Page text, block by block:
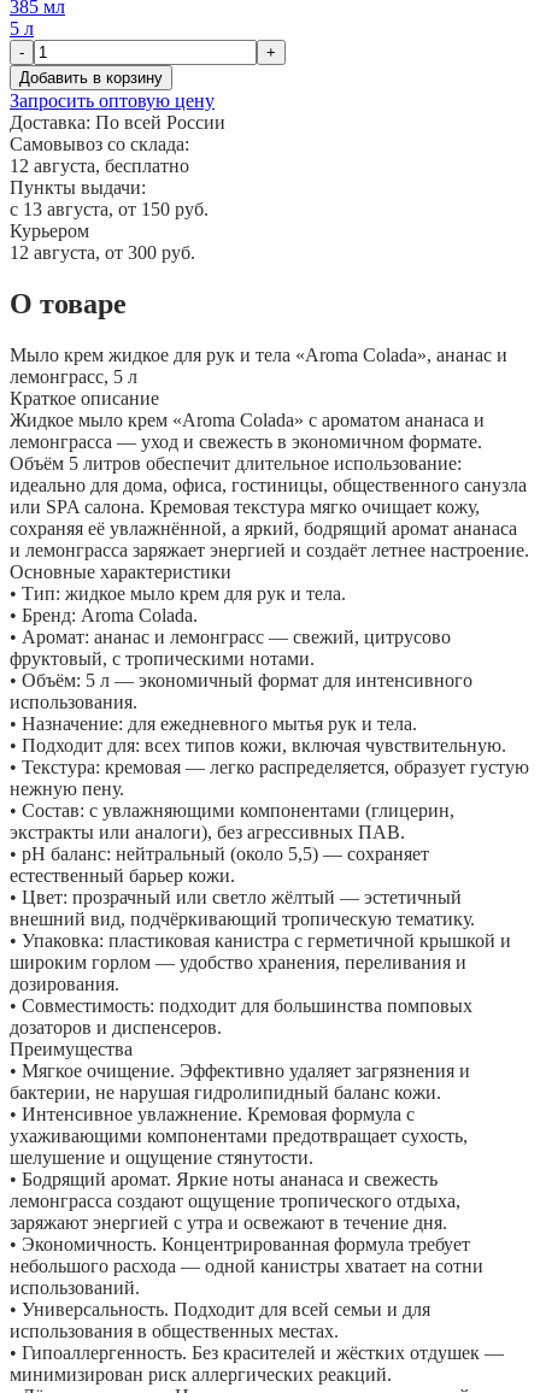
385 мл
5 л
-
+
Добавить в корзину
Запросить оптовую цену
Доставка: По всей России
Самовывоз со склада:
12 августа, бесплатно
Пункты выдачи:
c 13 августа, от 150 руб.
Курьером
12 августа, от 300 руб.
О товаре
Мыло крем жидкое для рук и тела «Aroma Colada», ананас и
лемонграсс, 5 л
Краткое описание
Жидкое мыло крем «Aroma Colada» с ароматом ананаса и
лемонграсса — уход и свежесть в экономичном формате.
Объём 5 литров обеспечит длительное использование:
идеально для дома, офиса, гостиницы, общественного санузла
или SPA салона. Кремовая текстура мягко очищает кожу,
сохраняя её увлажнённой, а яркий, бодрящий аромат ананаса
и лемонграсса заряжает энергией и создаёт летнее настроение.
Основные характеристики
• Тип: жидкое мыло крем для рук и тела.
• Бренд: Aroma Colada.
• Аромат: ананас и лемонграсс — свежий, цитрусово
фруктовый, с тропическими нотами.
• Объём: 5 л — экономичный формат для интенсивного
использования.
• Назначение: для ежедневного мытья рук и тела.
• Подходит для: всех типов кожи, включая чувствительную.
• Текстура: кремовая — легко распределяется, образует густую
нежную пену.
• Состав: с увлажняющими компонентами (глицерин,
экстракты или аналоги), без агрессивных ПАВ.
• pH баланс: нейтральный (около 5,5) — сохраняет
естественный барьер кожи.
• Цвет: прозрачный или светло жёлтый — эстетичный
внешний вид, подчёркивающий тропическую тематику.
• Упаковка: пластиковая канистра с герметичной крышкой и
широким горлом — удобство хранения, переливания и
дозирования.
• Совместимость: подходит для большинства помповых
дозаторов и диспенсеров.
Преимущества
• Мягкое очищение. Эффективно удаляет загрязнения и
бактерии, не нарушая гидролипидный баланс кожи.
• Интенсивное увлажнение. Кремовая формула с
ухаживающими компонентами предотвращает сухость,
шелушение и ощущение стянутости.
• Бодрящий аромат. Яркие ноты ананаса и свежесть
лемонграсса создают ощущение тропического отдыха,
заряжают энергией с утра и освежают в течение дня.
• Экономичность. Концентрированная формула требует
небольшого расхода — одной канистры хватает на сотни
использований.
• Универсальность. Подходит для всей семьи и для
использования в общественных местах.
• Гипоаллергенность. Без красителей и жёстких отдушек —
минимизирован риск аллергических реакций.